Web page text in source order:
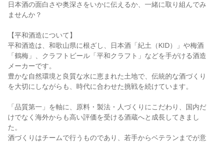
日本酒の面白さや奥深さをいかに伝えるか、一緒に取り組んでみ
ませんか？
【平和酒造について】
平和酒造は、和歌山県に根ざし、日本酒「紀土（KID）」や梅酒
「鶴梅」、クラフトビール「平和クラフト」などを手がける酒造
メーカーです。
豊かな自然環境と良質な水に恵まれた土地で、伝統的な酒づくり
を大切にしながらも、時代に合わせた挑戦を続けています。
「品質第一」を軸に、原料・製法・人づくりにこだわり、国内だ
けでなく海外からも高い評価を受ける酒蔵へと成長してきまし
た。
酒づくりはチームで行うものであり、若手からベテランまでが意